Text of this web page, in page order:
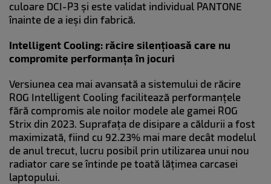
culoare DCI-P3 și este validat individual PANTONE
înainte de a ieși din fabrică.
Intelligent Cooling: răcire silențioasă care nu
compromite performanța în jocuri
Versiunea cea mai avansată a sistemului de răcire
ROG Intelligent Cooling facilitează performanțele
fără compromis ale noilor modele ale gamei ROG
Strix din 2023. Suprafața de disipare a căldurii a fost
maximizată, fiind cu 92.23% mai mare decât modelul
de anul trecut, lucru posibil prin utilizarea unui nou
radiator care se întinde pe toată lățimea carcasei
laptopului.